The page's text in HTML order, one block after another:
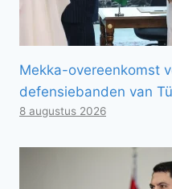
Mekka-overeenkomst
defensiebanden van
8 augustus 2026